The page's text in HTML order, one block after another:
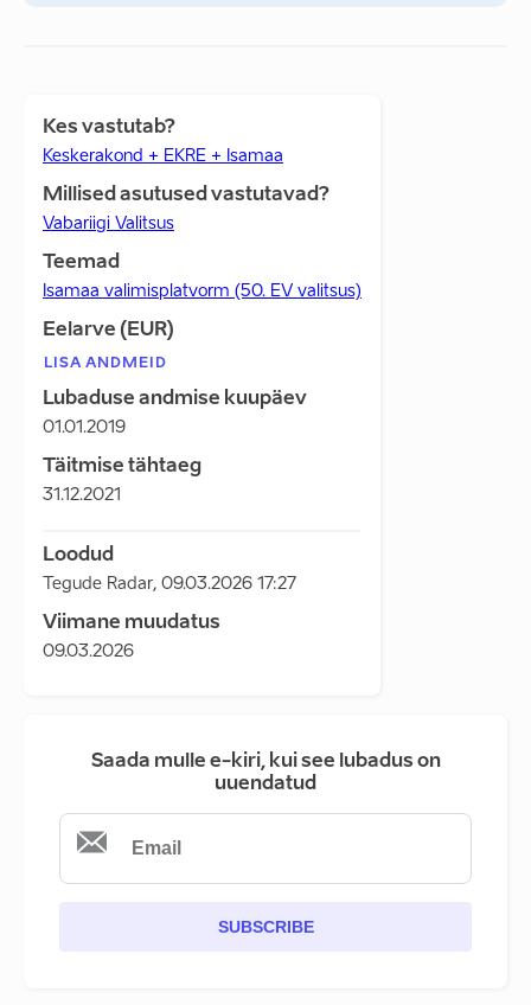
Kes vastutab?
Keskerakond + EKRE + Isamaa
Millised asutused vastutavad?
Vabariigi Valitsus
Teemad
Isamaa valimisplatvorm (50. EV valitsus)
Eelarve (EUR)
LISA ANDMEID
Lubaduse andmise kuupäev
01.01.2019
Täitmise tähtaeg
31.12.2021
Loodud
Tegude Radar, 09.03.2026 17:27
Viimane muudatus
09.03.2026
Saada mulle e-kiri, kui see lubadus on
uuendatud
SUBSCRIBE